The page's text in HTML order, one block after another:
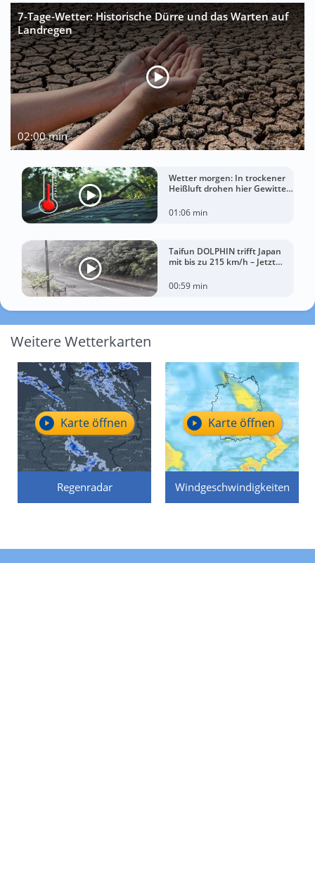
7-Tage-Wetter: Historische Dürre und das Warten auf
Landregen
02:00 min
Wetter morgen: In trockener
Heißluft drohen hier Gewitter
01:06 min
Taifun DOLPHIN trifft Japan
mit bis zu 215 km/h – Jetzt
00:59 min
Weitere Wetterkarten
Regenradar
Karte öffnen
Windgeschwindigkeiten
Karte öffnen